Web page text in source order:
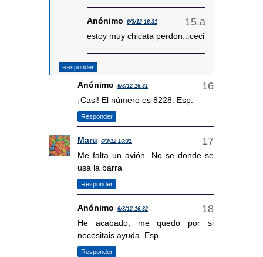
Anónimo 6/3/12 16:31
estoy muy chicata perdon...ceci
Responder
Anónimo 6/3/12 16:31
¡Casi! El número es 8228. Esp.
Responder
Maru 6/3/12 16:31
Me falta un avión. No se donde se
usa la barra
Responder
Anónimo 6/3/12 16:32
He acabado, me quedo por si
necesitais ayuda. Esp.
Responder